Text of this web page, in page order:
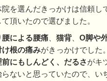
を選んだきっかけは信頼し
頂いたので選びました。
腰による腰痛、 猫背、 O脚や
根の痛みがきっかけでした
前にもしんどく、だるさがキ
ないと思っていたので、い